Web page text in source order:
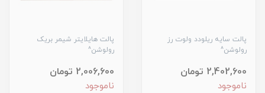
پالت سایه ریلودد ولوت رز
رولوشن^
2,402,600 تومان
ناموجود
پالت هایلایتر شیمر بریک
رولوشن^
2,006,600 تومان
ناموجود